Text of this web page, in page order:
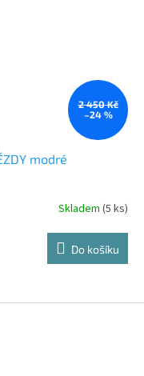
2 450 Kč
–24 %
modré
Skladem (5 ks)
Do košíku